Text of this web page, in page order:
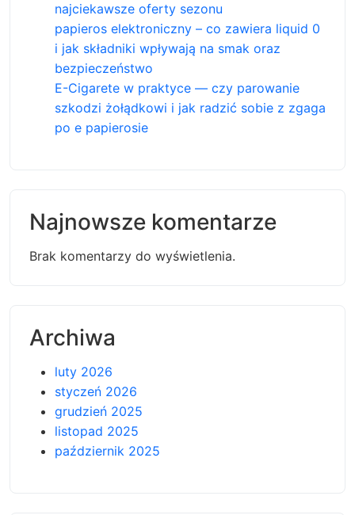
najciekawsze oferty sezonu
papieros elektroniczny – co zawiera liquid 0
i jak składniki wpływają na smak oraz
bezpieczeństwo
E-Cigarete w praktyce — czy parowanie
szkodzi żołądkowi i jak radzić sobie z zgaga
po e papierosie
Najnowsze komentarze
Brak komentarzy do wyświetlenia.
Archiwa
luty 2026
styczeń 2026
grudzień 2025
listopad 2025
październik 2025